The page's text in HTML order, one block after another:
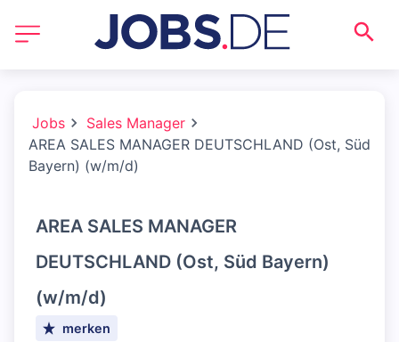
Jobs
Sales Manager
AREA SALES MANAGER DEUTSCHLAND (Ost, Süd
Bayern) (w/m/d)
AREA SALES MANAGER
DEUTSCHLAND (Ost, Süd Bayern)
(w/m/d)
merken